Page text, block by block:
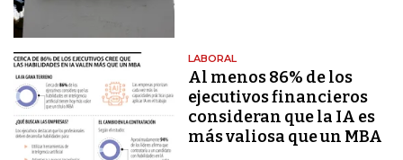
LABORAL
Al menos 86% de los
ejecutivos financieros
consideran que la IA es
más valiosa que un MBA